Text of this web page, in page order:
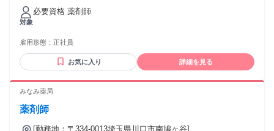
万5000円～4万1000円、処遇改善手当1万円を含む ※経験・能
力により異なる
対象
必要資格 薬剤師
雇用形態： 正社員
お気に入り 詳細を見る
みなみ薬局
薬剤師
[勤務地：〒334-0013埼玉県川口市南鳩ヶ谷]